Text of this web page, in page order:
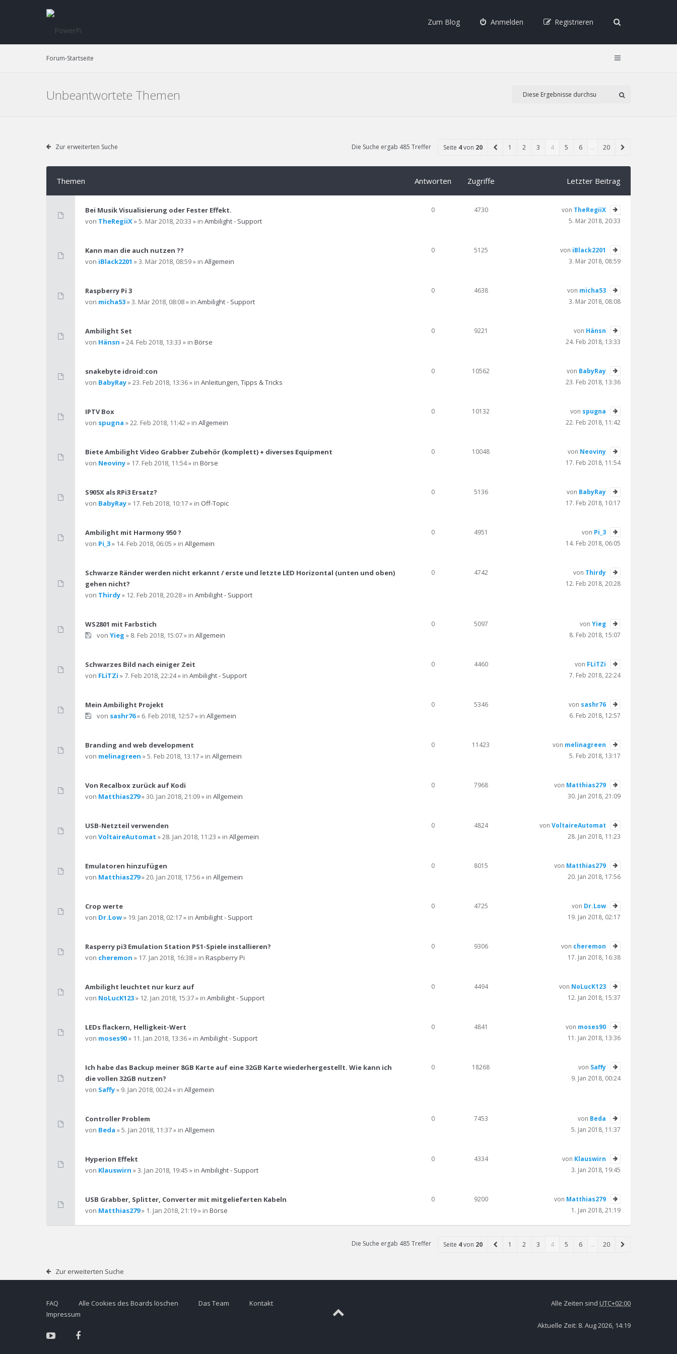
Zum Blog Anmelden Registrieren
Forum-Startseite
Unbeantwortete Themen
Zur erweiterten Suche Die Suche ergab 485 Treffer Seite 4von 20 1 2 3 4 5 6 … 20
Themen Antworten Zugriffe Letzter Beitrag
Bei Musik Visualisierung oder Fester Effekt.
von TheRegiiX» 5. Mär 2018, 20:33 » in Ambilight - Support
0 4730 von TheRegiiX
5. Mär 2018, 20:33
Kann man die auch nutzen ??
von iBlack2201 » 3. Mär 2018, 08:59 » in Allgemein
0 5125 von iBlack2201
3. Mär 2018, 08:59
Raspberry Pi 3
von micha53» 3. Mär 2018, 08:08 » in Ambilight - Support
0 4638 von micha53
3. Mär 2018, 08:08
Ambilight Set
von Hänsn » 24. Feb 2018, 13:33 » in Börse
0 9221 von Hänsn
24. Feb 2018, 13:33
snakebyte idroid:con
von BabyRay» 23. Feb 2018, 13:36 » in Anleitungen, Tipps & Tricks
0 10562 von BabyRay
23. Feb 2018, 13:36
IPTV Box
von spugna » 22. Feb 2018, 11:42 » in Allgemein
0 10132 von spugna
22. Feb 2018, 11:42
Biete Ambilight Video Grabber Zubehör (komplett) + diverses Equipment
von Neoviny» 17. Feb 2018, 11:54 » in Börse
0 10048 von Neoviny
17. Feb 2018, 11:54
S905X als RPi3 Ersatz?
von BabyRay» 17. Feb 2018, 10:17 » in Off-Topic
0 5136 von BabyRay
17. Feb 2018, 10:17
Ambilight mit Harmony 950 ?
von Pi_3» 14. Feb 2018, 06:05 » in Allgemein
0 4951 von Pi_3
14. Feb 2018, 06:05
Schwarze Ränder werden nicht erkannt / erste und letzte LED Horizontal (unten und oben)
gehen nicht?
von Thirdy» 12. Feb 2018, 20:28 » in Ambilight - Support
0 4742 von Thirdy
12. Feb 2018, 20:28
WS2801 mit Farbstich
von Yieg » 8. Feb 2018, 15:07 » in Allgemein
0 5097 von Yieg
8. Feb 2018, 15:07
Schwarzes Bild nach einiger Zeit
von FLiTZi » 7. Feb 2018, 22:24 » in Ambilight - Support
0 4460 von FLiTZi
7. Feb 2018, 22:24
Mein Ambilight Projekt
von sashr76» 6. Feb 2018, 12:57 » in Allgemein
0 5346 von sashr76
6. Feb 2018, 12:57
Branding and web development
von melinagreen » 5. Feb 2018, 13:17 » in Allgemein
0 11423 von melinagreen
5. Feb 2018, 13:17
Von Recalbox zurück auf Kodi
von Matthias279» 30. Jan 2018, 21:09 » in Allgemein
0 7968 von Matthias279
30. Jan 2018, 21:09
USB-Netzteil verwenden
von VoltaireAutomat » 28. Jan 2018, 11:23 » in Allgemein
0 4824 von VoltaireAutomat
28. Jan 2018, 11:23
Emulatoren hinzufügen
von Matthias279» 20. Jan 2018, 17:56 » in Allgemein
0 8015 von Matthias279
20. Jan 2018, 17:56
Crop werte
von Dr.Low» 19. Jan 2018, 02:17 » in Ambilight - Support
0 4725 von Dr.Low
19. Jan 2018, 02:17
Rasperry pi3 Emulation Station PS1-Spiele installieren?
von cheremon » 17. Jan 2018, 16:38 » in Raspberry Pi
0 9306 von cheremon
17. Jan 2018, 16:38
Ambilight leuchtet nur kurz auf
von NoLucK123» 12. Jan 2018, 15:37 » in Ambilight - Support
0 4494 von NoLucK123
12. Jan 2018, 15:37
LEDs flackern, Helligkeit-Wert
von moses90» 11. Jan 2018, 13:36 » in Ambilight - Support
0 4841 von moses90
11. Jan 2018, 13:36
Ich habe das Backup meiner 8GB Karte auf eine 32GB Karte wiederhergestellt. Wie kann ich
die vollen 32GB nutzen?
von Saffy» 9. Jan 2018, 00:24 » in Allgemein
0 18268 von Saffy
9. Jan 2018, 00:24
Controller Problem
von Beda » 5. Jan 2018, 11:37 » in Allgemein
0 7453 von Beda
5. Jan 2018, 11:37
Hyperion Effekt
von Klauswirn » 3. Jan 2018, 19:45 » in Ambilight - Support
0 4334 von Klauswirn
3. Jan 2018, 19:45
USB Grabber, Splitter, Converter mit mitgelieferten Kabeln
von Matthias279» 1. Jan 2018, 21:19 » in Börse
0 9200 von Matthias279
1. Jan 2018, 21:19
Die Suche ergab 485 Treffer Seite 4von 20 1 2 3 4 5 6 … 20
Zur erweiterten Suche
FAQ Alle Cookies des Boards löschen Das Team
Kontakt
Impressum
Alle Zeiten sind UTC+02:00
Aktuelle Zeit: 8. Aug 2026, 14:19